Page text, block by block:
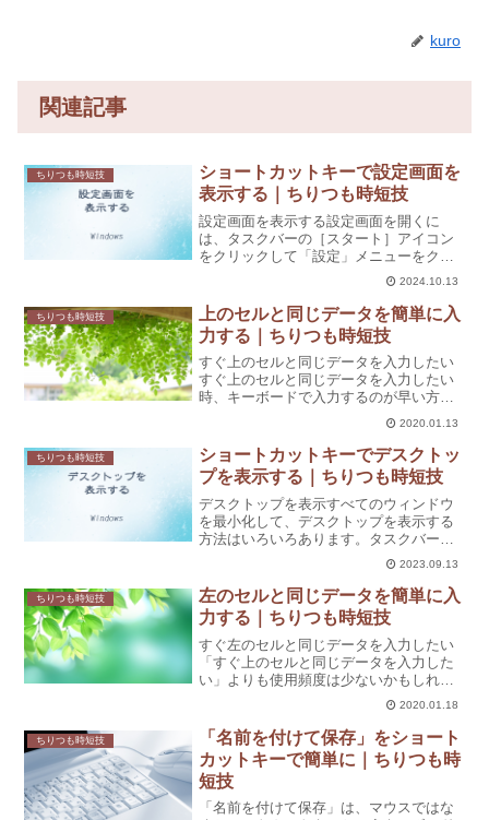
kuro
関連記事
ちりつも時短技
ショートカットキーで設定画面を
表示する｜ちりつも時短技
設定画面を表示する設定画面を開くに
は、タスクバーの［スタート］アイコン
をクリックして「設定」メニューをクリ
ックします。ショートカットキーを使用
するキーボードで操作するには、
Windowsロゴキーと［I］を押すと、設定
画面が表示されます。
2024.10.13
ちりつも時短技
上のセルと同じデータを簡単に入
力する｜ちりつも時短技
すぐ上のセルと同じデータを入力したい
すぐ上のセルと同じデータを入力したい
時、キーボードで入力するのが早い方な
どはもう一度入力していませんか？もし
くは、①入力されているセルを選択し、
［Ctrl］+［C］（コピー）を押し、②入
力したいセルに移動...
2020.01.13
ちりつも時短技
ショートカットキーでデスクトッ
プを表示する｜ちりつも時短技
デスクトップを表示すべてのウィンドウ
を最小化して、デスクトップを表示する
方法はいろいろあります。タスクバーを
右クリック1.「タスクバー」を右クリッ
クします。2.メニューから「デスクトッ
プを表示」をクリックします。タスクバ
ーの右側にあるボタン...
2023.09.13
ちりつも時短技
左のセルと同じデータを簡単に入
力する｜ちりつも時短技
すぐ左のセルと同じデータを入力したい
「すぐ上のセルと同じデータを入力した
い」よりも使用頻度は少ないかもしれま
せんが、すぐ左のセルと同じデータを簡
単に入力することもできます。コピーし
て貼り付けるよりも、もっと簡単な方法
があります。すぐ左のデー...
2020.01.18
ちりつも時短技
「名前を付けて保存」をショート
カットキーで簡単に｜ちりつも時
短技
「名前を付けて保存」は、マウスではな